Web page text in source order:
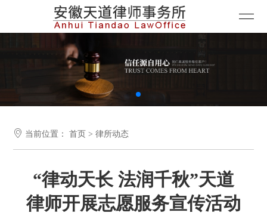
 当前位置：首页 >律所动态
“律动天长 法润千秋”天道
律师开展志愿服务宣传活动